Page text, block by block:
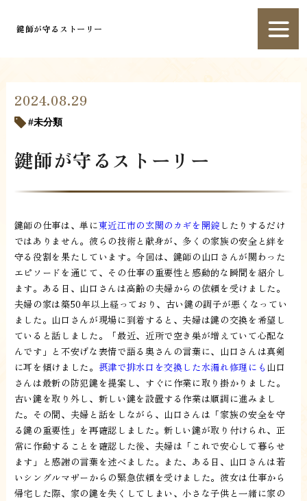
鍵師が守るストーリー
2024.08.29
未分類
鍵師が守るストーリー
鍵師の仕事は、単に東近江市の玄関のカギを開錠 したりするだけ
ではありません。彼らの技術と献身が、多くの家族の安全と絆を
守る役割を果たしています。今回は、鍵師の山口さんが関わった
エピソードを通じて、その仕事の重要性と感動的な瞬間を紹介し
ます。ある日、山口さんは高齢の夫婦からの依頼を受けました。
夫婦の家は築50年以上経っており、古い鍵の調子が悪くなってい
ました。山口さんが現場に到着すると、夫婦は鍵の交換を希望し
ていると話しました。「最近、近所で空き巣が増えていて心配な
んです」と不安げな表情で語る奥さんの言葉に、山口さんは真剣
に耳を傾けました。 摂津で排水口を交換した水漏れ修理にも 山口
さんは最新の防犯鍵を提案し、すぐに作業に取り掛かりました。
古い鍵を取り外し、新しい鍵を設置する作業は順調に進みまし
た。その間、夫婦と話をしながら、山口さんは「家族の安全を守
る鍵の重要性」を再確認しました。新しい鍵が取り付けられ、正
常に作動することを確認した後、夫婦は「これで安心して暮らせ
ます」と感謝の言葉を述べました。また、ある日、山口さんは若
いシングルマザーからの緊急依頼を受けました。彼女は仕事から
帰宅した際、家の鍵を失くしてしまい、小さな子供と一緒に家の